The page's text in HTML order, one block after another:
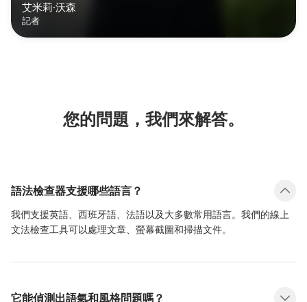
艾米莉·沃森
記者
您的問題，我們來解答。
語法檢查器支援哪些語言？
我們支援英語、西班牙語、法語以及大多數常用語言。我們的線上
文法檢查工具可以處理文章、螢幕截圖和掃描文件。
它能偵測出語氣和風格問題嗎？